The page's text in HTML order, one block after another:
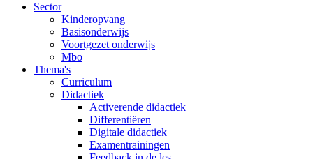
Sector
Kinderopvang
Basisonderwijs
Voortgezet onderwijs
Mbo
Thema's
Curriculum
Didactiek
Activerende didactiek
Differentiëren
Digitale didactiek
Examentrainingen